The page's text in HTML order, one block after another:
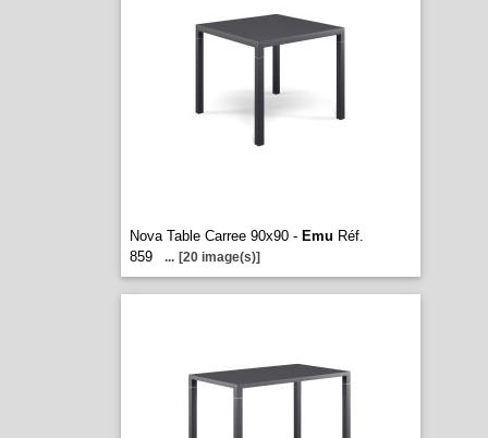
Nova Table Carree 90x90 - Emu Réf.
859
... [20 image(s)]